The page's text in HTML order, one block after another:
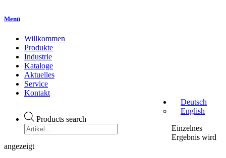
Menü
Willkommen
Produkte
Industrie
Kataloge
Aktuelles
Service
Kontakt
Products search
Deutsch
English
Einzelnes
Ergebnis wird
angezeigt